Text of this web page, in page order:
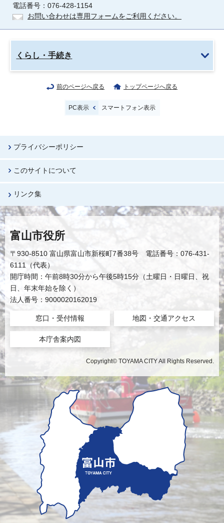
電話番号：076-428-1154
お問い合わせは専用フォームをご利用ください。
くらし・手続き
前のページへ戻る トップページへ戻る
PC表示 スマートフォン表示
プライバシーポリシー
このサイトについて
リンク集
富山市役所
〒930-8510 富山県富山市新桜町7番38号 電話番号：076-431-
6111（代表）
開庁時間：午前8時30分から午後5時15分（土曜日・日曜日、祝
日、年末年始を除く）
法人番号：9000020162019
窓口・受付情報 地図・交通アクセス
本庁舎案内図
Copyright© TOYAMA CITY All Rights Reserved.